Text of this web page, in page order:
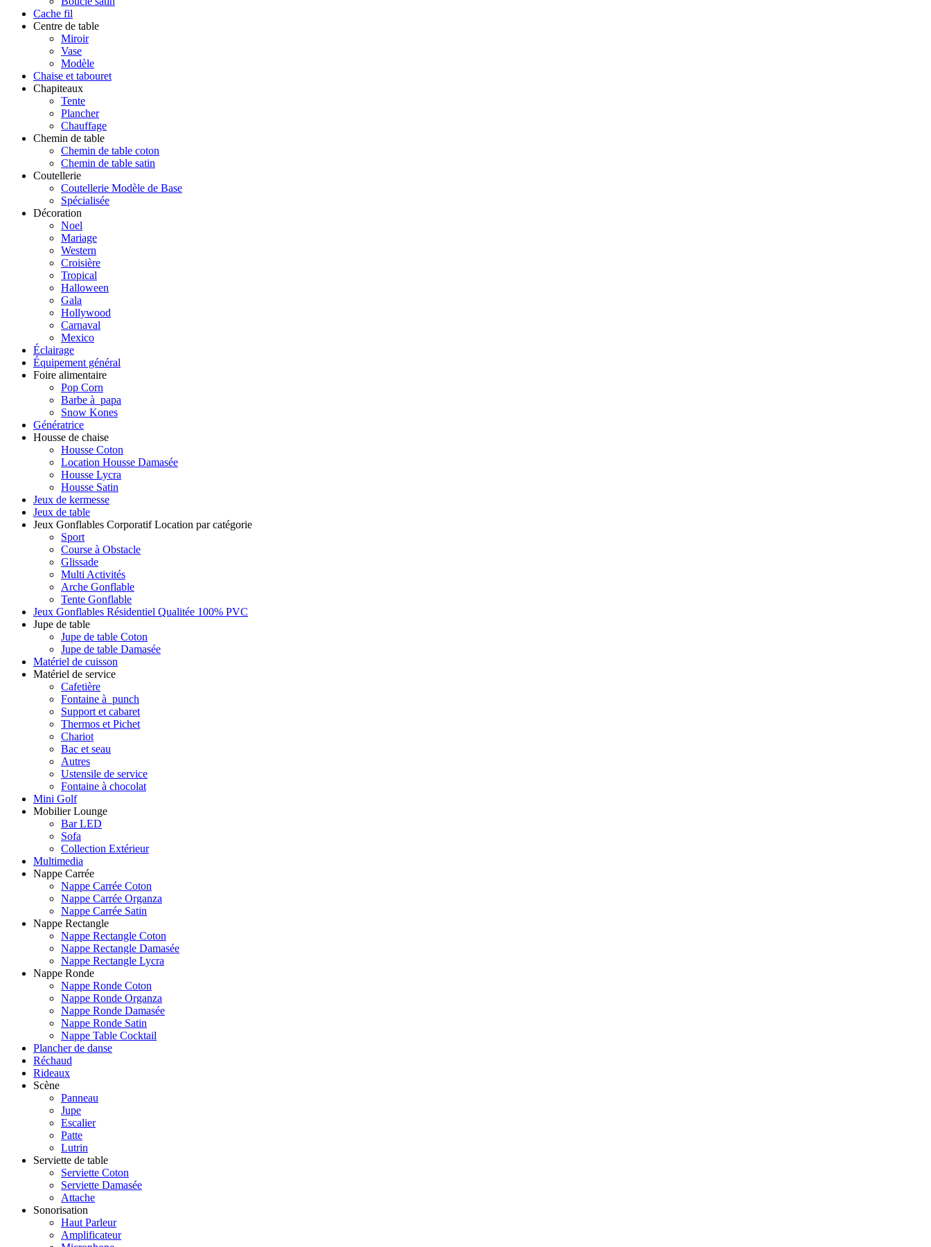
Cache fil
Centre de table
Miroir
Vase
Modèle
Chaise et tabouret
Chapiteaux
Tente
Plancher
Chauffage
Chemin de table
Chemin de table coton
Chemin de table satin
Coutellerie
Coutellerie Modèle de Base
Spécialisée
Décoration
Noel
Mariage
Western
Croisière
Tropical
Halloween
Gala
Hollywood
Carnaval
Mexico
Éclairage
Équipement général
Foire alimentaire
Pop Corn
Barbe à papa
Snow Kones
Génératrice
Housse de chaise
Housse Coton
Location Housse Damasée
Housse Lycra
Housse Satin
Jeux de kermesse
Jeux de table
Jeux Gonflables Corporatif Location par catégorie
Sport
Course à Obstacle
Glissade
Multi Activités
Arche Gonflable
Tente Gonflable
Jeux Gonflables Résidentiel Qualitée 100% PVC
Jupe de table
Jupe de table Coton
Jupe de table Damasée
Matériel de cuisson
Matériel de service
Cafetière
Fontaine à punch
Support et cabaret
Thermos et Pichet
Chariot
Bac et seau
Autres
Ustensile de service
Fontaine à chocolat
Mini Golf
Mobilier Lounge
Bar LED
Sofa
Collection Extérieur
Multimedia
Nappe Carrée
Nappe Carrée Coton
Nappe Carrée Organza
Nappe Carrée Satin
Nappe Rectangle
Nappe Rectangle Coton
Nappe Rectangle Damasée
Nappe Rectangle Lycra
Nappe Ronde
Nappe Ronde Coton
Nappe Ronde Organza
Nappe Ronde Damasée
Nappe Ronde Satin
Nappe Table Cocktail
Plancher de danse
Réchaud
Rideaux
Scène
Panneau
Jupe
Escalier
Patte
Lutrin
Serviette de table
Serviette Coton
Serviette Damasée
Attache
Sonorisation
Haut Parleur
Amplificateur